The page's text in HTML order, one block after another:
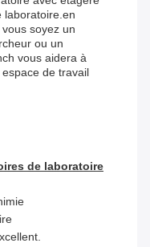
laboratoire.en
soyez un
ou un
vous aidera à
de travail
de laboratoire